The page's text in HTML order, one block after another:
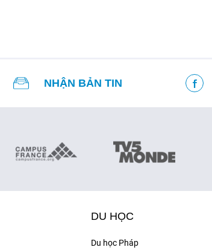
NHẬN BẢN TIN
DU HỌC
Du học Pháp